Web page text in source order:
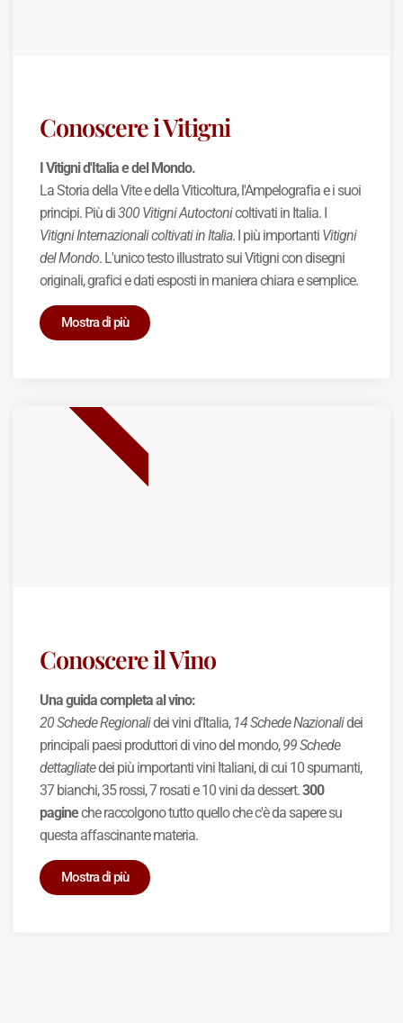
Conoscere i Vitigni
I Vitigni d'Italia e del Mondo.
La Storia della Vite e della Viticoltura, l'Ampelografia e i suoi
principi. Più di300 Vitigni Autoctonicoltivati in Italia. I
Vitigni Internazionali coltivati in Italia. I più importanti Vitigni
del Mondo. L'unico testo illustrato sui Vitigni con disegni
originali, grafici e dati esposti in maniera chiara e semplice.
Mostra di più
Conoscere il Vino
Una guida completa al vino:
20 Schede Regionalidei vini d'Italia, 14 Schede Nazionalidei
principali paesi produttori di vino del mondo,99 Schede
dettagliatedei più importanti vini Italiani, di cui 10 spumanti,
37 bianchi, 35 rossi, 7 rosati e 10 vini da dessert.300
pagineche raccolgono tutto quello che c'è da sapere su
questa affascinante materia.
Mostra di più
BEST SELLER